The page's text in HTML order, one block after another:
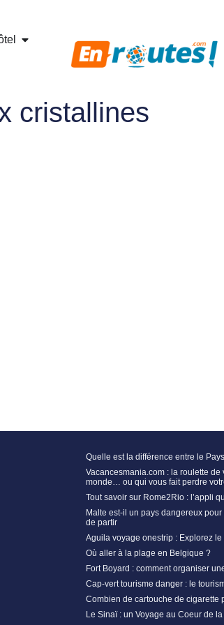
cristallines
Quelle est la différence entre le
Vacancesmania.com : la roulette
monde… ou qui vous fait perdre
Tout savoir sur Rome2Rio : l’appli
Malte est-il un pays dangereux
de partir
Aguila voyage onestrip : Explorez
Où aller à la plage en Belgique ?
Fort Boyard : comment organiser
Cap-vert tourisme danger : le
Combien de cartouche de cigarette
Le Sinaï : un Voyage au Coeur de